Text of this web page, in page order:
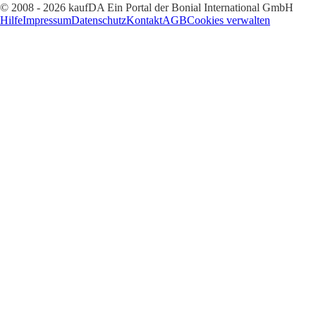
© 2008 - 2026 kaufDA Ein Portal der Bonial International GmbH
HilfeImpressumDatenschutzKontaktAGBCookies verwalten